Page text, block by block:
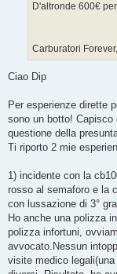
D'altronde 600€
Carburatori
Ciao Dip
Per esperienze dirette
sono un botto!
questione della
Ti riporto 2 mie
1) incidente con la
rosso al semaforo e la
con lussazione di 3°
Ho anche una polizza
polizza infortuni,
avvocato.Nessun
visite medico